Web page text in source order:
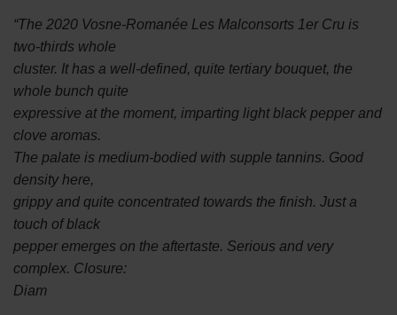
“The 2020 Vosne-Romanée Les Malconsorts 1er Cru is
two-thirds whole
cluster. It has a well-defined, quite tertiary bouquet, the
whole bunch quite
expressive at the moment, imparting light black pepper and
clove aromas.
The palate is medium-bodied with supple tannins. Good
density here,
grippy and quite concentrated towards the finish. Just a
touch of black
pepper emerges on the aftertaste. Serious and very
complex. Closure:
Diam